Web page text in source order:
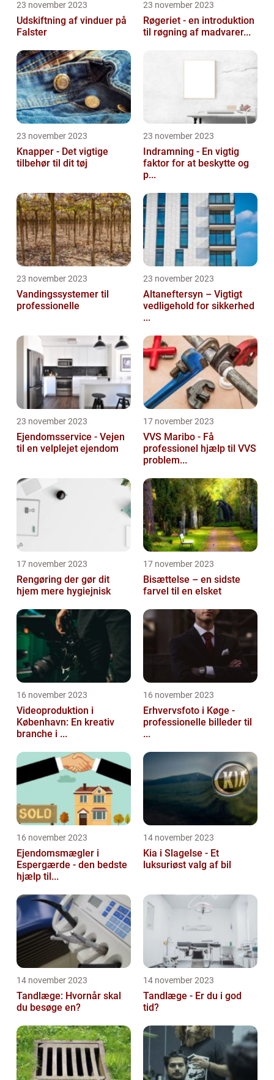
23 november 2023
Udskiftning af vinduer på
Falster
23 november 2023
Røgeriet - en introduktion
til røgning af madvarer...
23 november 2023
Knapper - Det vigtige
tilbehør til dit tøj
23 november 2023
Indramning - En vigtig
faktor for at beskytte og
p...
23 november 2023
Vandingssystemer til
professionelle
23 november 2023
Altaneftersyn – Vigtigt
vedligehold for sikkerhed
...
23 november 2023
Ejendomsservice - Vejen
til en velplejet ejendom
17 november 2023
VVS Maribo - Få
professionel hjælp til VVS
problem...
17 november 2023
Rengøring der gør dit
hjem mere hygiejnisk
17 november 2023
Bisættelse – en sidste
farvel til en elsket
16 november 2023
Videoproduktion i
København: En kreativ
branche i ...
16 november 2023
Erhvervsfoto i Køge -
professionelle billeder til
...
16 november 2023
Ejendomsmægler i
Espergærde - den bedste
hjælp til...
14 november 2023
Kia i Slagelse - Et
luksuriøst valg af bil
14 november 2023
Tandlæge: Hvornår skal
du besøge en?
14 november 2023
Tandlæge - Er du i god
tid?